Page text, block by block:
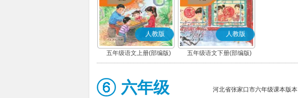
人教版
五年级语文上册(部编版)
人教版
五年级语文下册(部编版)
六年级 河北省张家口市六年级课本版本